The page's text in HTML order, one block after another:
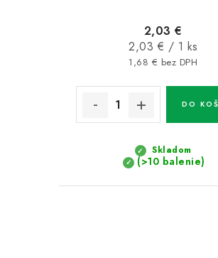
Skladom
(>10 balenie)
1,68 € bez DPH
2,03 €
Jednotková
cena:
2,03 € / 1 ks
DO